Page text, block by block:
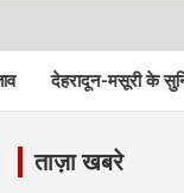
विकास को मिलेगी
ताज़ा खबरे